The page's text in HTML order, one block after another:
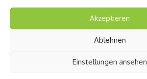
Akzeptieren
Ablehnen
Einstellungen ansehen
mehr?